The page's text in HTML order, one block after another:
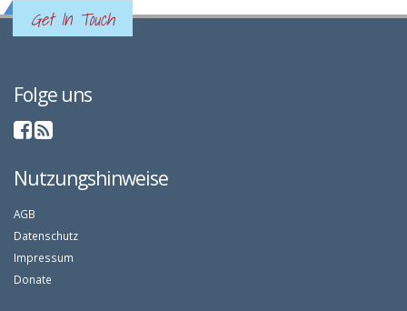
Get In Touch
Folge uns
Nutzungshinweise
AGB
Datenschutz
Impressum
Donate